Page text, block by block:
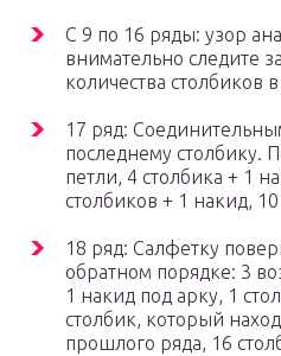
С 9 по 16 ряды: узор
внимательно следите
количества столбиков
17 ряд:
последнему столбику.
петли, 4 столбика + 1
столбиков + 1 накид,
18 ряд: Салфетку
обратном порядке: 3
1 накид под арку, 1
столбик, который
прошлого ряда, 16